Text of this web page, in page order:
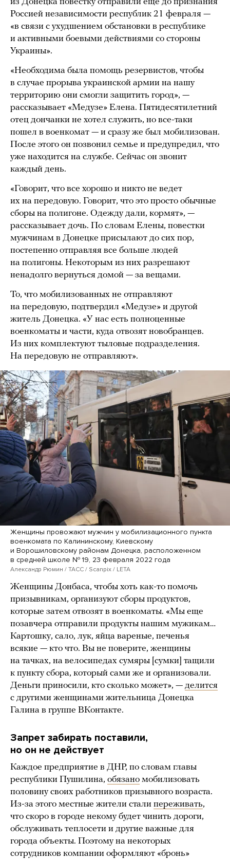
Россией независимости республик 21 февраля —
«в связи с ухудшением обстановки в республике
и активными боевыми действиями со стороны
Украины».
«Необходима была помощь резервистов, чтобы
в случае прорыва украинской армии на нашу
территорию они смогли защитить город», —
рассказывает «Медузе» Елена. Пятидесятилетний
отец дончанки не хотел служить, но все-таки
пошел в военкомат — и сразу же был мобилизован.
После этого он позвонил семье и предупредил, что
уже находится на службе. Сейчас он звонит
каждый день.
«Говорит, что все хорошо и никто не ведет
их на передовую. Говорит, что это просто обычные
сборы на полигоне. Одежду дали, кормят», —
рассказывает дочь. По словам Елены, повестки
мужчинам в Донецке присылают до сих пор,
постепенно отправляя все больше людей
на полигоны. Некоторым из них разрешают
ненадолго вернуться домой — за вещами.
То, что мобилизованных не отправляют
на передовую, подтвердил «Медузе» и другой
житель Донецка. «У нас есть полноценные
военкоматы и части, куда отвозят новобранцев.
Из них комплектуют тыловые подразделения.
На передовую не отправляют».
Женщины провожают мужчин у мобилизационного пункта
военкомата по Калининскому, Киевскому
и Ворошиловскому районам Донецка, расположенном
в средней школе № 19, 23 февраля 2022 года
Александр Рюмин / ТАСС / Scanpix / LETA
Женщины Донбаса, чтобы хоть как-то помочь
призывникам, организуют сборы продуктов,
которые затем отвозят в военкоматы. «Мы еще
позавчера отправили продукты нашим мужикам…
Картошку, сало, лук, яйца вареные, печенья
всякие — кто что. Вы не поверите, женщины
на тачках, на велосипедах сумяры [сумки] тащили
к пункту сбора, который сами же и организовали.
Деньги приносили, кто сколько может», — делится
с другими женщинами жительница Донецка
Галина в группе ВКонтакте.
Запрет забирать поставили,
но он не действует
Каждое предприятие в ДНР, по словам главы
республики Пушилина, обязано мобилизовать
половину своих работников призывного возраста.
Из-за этого местные жители стали переживать,
что скоро в городе некому будет чинить дороги,
обслуживать теплосети и другие важные для
города объекты. Поэтому на некоторых
сотрудников компании оформляют «бронь»